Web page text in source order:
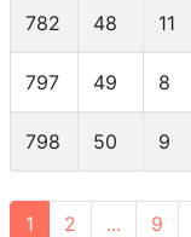
782 48 11
797 49 8
798 50 9
1 2 ... 9